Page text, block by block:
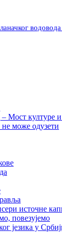
Мост културе и
може одузети
источне
повезујемо
језика у